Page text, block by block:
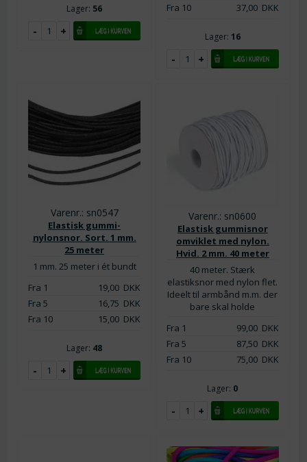
Lager: 56
Fra 10
37,00DKK
Lager: 16
Varenr.: sn0547
Elastisk gummi-
nylonsnor. Sort. 1 mm.
25 meter
1 mm. 25 meter i ét bundt
Fra 1
19,00DKK
Fra 5
16,75 DKK
Fra 10
15,00DKK
Lager: 48
Varenr.: sn0600
Elastisk gummisnor
omviklet med nylon.
Hvid. 2 mm. 40 meter
40 meter. Stærk
elastiksnor med nylon flet.
Ideelt til armbånd m.m. der
bare skal holde
Fra 1
99,00DKK
Fra 5
87,50DKK
Fra 10
75,00DKK
Lager: 0